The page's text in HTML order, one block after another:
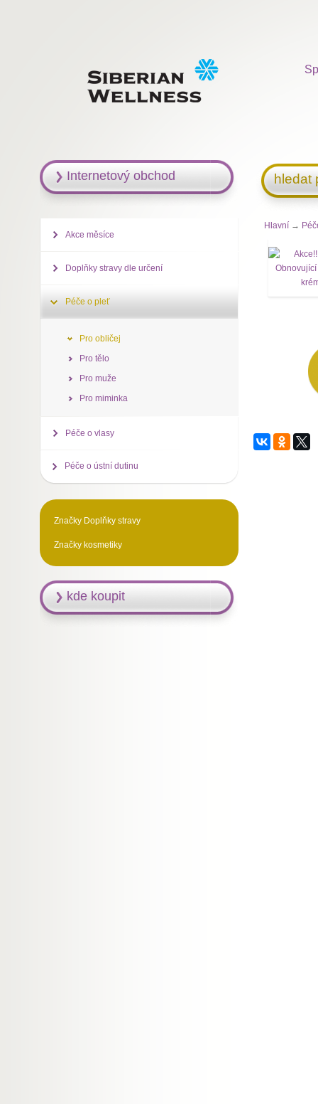
hledat
Hlavní →
Internetový obchod
Akce měsíce
Doplňky stravy dle určení
Péče o pleť
Pro obličej
Pro tělo
Pro muže
Pro miminka
Péče o vlasy
Péče o ústní dutinu
Značky Doplňky stravy
Značky kosmetiky
kde koupit